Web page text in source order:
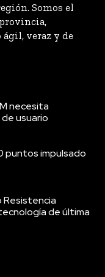
Somos el
veraz y de
necesita
usuario
puntos impulsado
Resistencia
de última